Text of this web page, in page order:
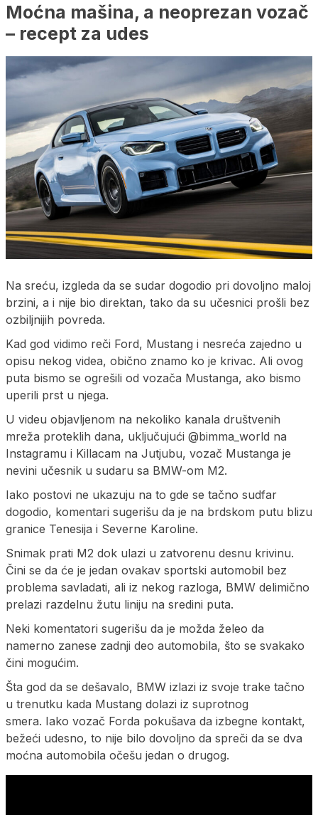
Moćna mašina, a neoprezan vozač
– recept za udes
Na sreću, izgleda da se sudar dogodio pri dovoljno maloj
brzini, a i nije bio direktan, tako da su učesnici prošli bez
ozbiljnijih povreda.
Kad god vidimo reči Ford, Mustang i nesreća zajedno u
opisu nekog videa, obično znamo ko je krivac. Ali ovog
puta bismo se ogrešili od vozača Mustanga, ako bismo
uperili prst u njega.
U videu objavljenom na nekoliko kanala društvenih
mreža proteklih dana, uključujući @bimma_world na
Instagramu i Killacam na Jutjubu, vozač Mustanga je
nevini učesnik u sudaru sa BMW-om M2.
Iako postovi ne ukazuju na to gde se tačno sudfar
dogodio, komentari sugerišu da je na brdskom putu blizu
granice Tenesija i Severne Karoline.
Snimak prati M2 dok ulazi u zatvorenu desnu krivinu.
Čini se da će je jedan ovakav sportski automobil bez
problema savladati, ali iz nekog razloga, BMW delimično
prelazi razdelnu žutu liniju na sredini puta.
Neki komentatori sugerišu da je možda želeo da
namerno zanese zadnji deo automobila, što se svakako
čini mogućim.
Šta god da se dešavalo, BMW izlazi iz svoje trake tačno
u trenutku kada Mustang dolazi iz suprotnog
smera. Iako vozač Forda pokušava da izbegne kontakt,
bežeći udesno, to nije bilo dovoljno da spreči da se dva
moćna automobila očešu jedan o drugog.